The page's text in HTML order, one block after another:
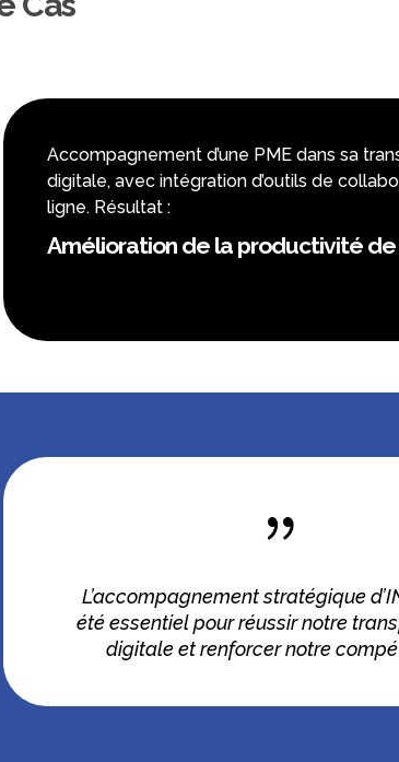
Accompagnement d’une PME dans sa
digitale, avec intégration d’outils de
ligne. Résultat :
Amélioration de la productivité de
{
L’accompagnement stratégique
été essentiel pour réussir notre
digitale et renforcer notre